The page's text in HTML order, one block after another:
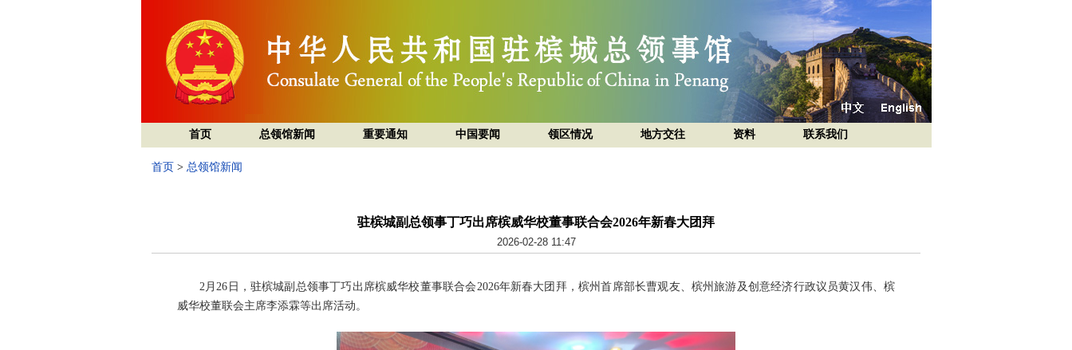
首页 总领馆新闻 重要通知 中国要闻 领区情况 地方交往 资料 联系我们
首页 > 总领馆新闻
驻槟城副总领事丁巧出席槟威华校董事联合会2026年新春大团拜
2026-02-28 11:47
2月26日，驻槟城副总领事丁巧出席槟威华校董事联合会2026年新春大团拜，槟州首席部长曹观友、槟州旅游及创意经济行政议员黄汉伟、槟
威华校董联会主席李添霖等出席活动。